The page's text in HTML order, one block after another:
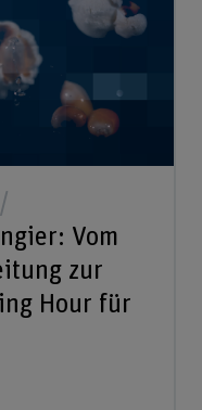
Vom
zur
Hour für